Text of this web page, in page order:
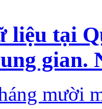
liệu tại
gian.
mười